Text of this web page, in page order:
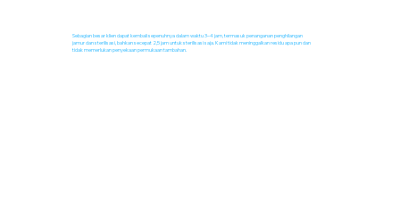
Sebagian besar klien dapat kembali sepenuhnya dalam waktu 3–4 jam, termasuk penanganan penghilangan
jamur dan sterilisasi, bahkan secepat 2,5 jam untuk sterilisasi saja. Kami tidak meninggalkan residu apa pun dan
tidak memerlukan penyekaan permukaan tambahan.